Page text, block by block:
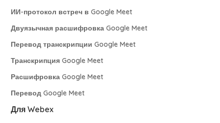
ИИ-протокол встреч в Google Meet
Двуязычная расшифровка Google Meet
Перевод транскрипции Google Meet
Транскрипция Google Meet
Расшифровка Google Meet
Перевод Google Meet
Для Webex